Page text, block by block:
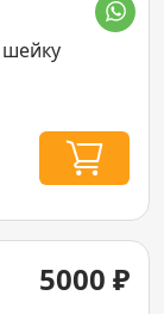
5000 ₽